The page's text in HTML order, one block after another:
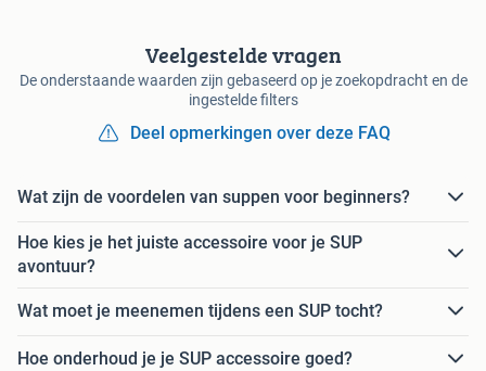
Veelgestelde vragen
De onderstaande waarden zijn gebaseerd op je zoekopdracht en de
ingestelde filters
Deel opmerkingen over deze FAQ
Wat zijn de voordelen van suppen voor beginners?
Hoe kies je het juiste accessoire voor je SUP
avontuur?
Wat moet je meenemen tijdens een SUP tocht?
Hoe onderhoud je je SUP accessoire goed?